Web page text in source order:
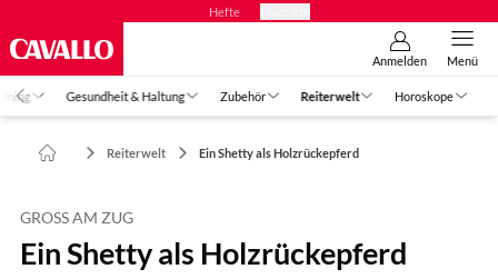
Hefte
Anmelden Menü
Gesundheit & Haltung Zubehör Reiterwelt Horoskope
Reiterwelt Ein Shetty als Holzrückepferd
GROSS AM ZUG
Ein Shetty als Holzrückepferd